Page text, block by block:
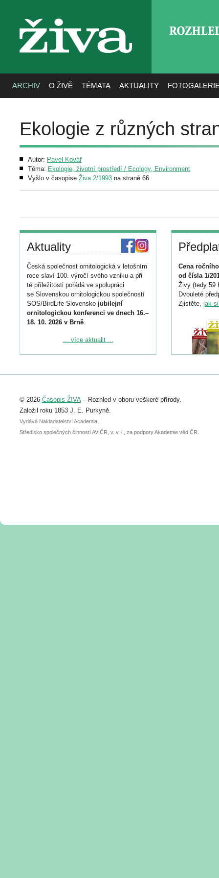
živa
ARCHIV O ŽIVĚ TÉMATA AKTUALITY
Ekologie z různých
Autor: Pavel Kovář
Téma: Ekologie, životní prostředí / Ecology, Environment
Vyšlo v časopise Živa 2/1993 na straně 66
Aktuality
Česká společnost ornitologická v letošním
roce slaví 100. výročí svého vzniku a při
té příležitosti pořádá ve spolupráci
se Slovenskou ornitologickou společností
SOS/BirdLife Slovensko jubilejní
ornitologickou konferenci ve dnech 16.–
18. 10. 2026 v Brně.
Podrobnější informace ke konferenci
Registrovat se můžete do 6. září.
abstraktu přihlášené přednášky nebo
posteru je už 30. června.
... více aktualit ...
Cena
od čísla 1/
Živy (tedy 59
Dvouleté
Zjistěte, jak
© 2026 Časopis ŽIVA– Rozhled v oboru veškeré přírody.
Založil roku 1853 J. E. Purkyně.
Vydává Nakladatelství Academia,
Středisko společných činností AV ČR, v. v. i., za podpory Akademie věd ČR.